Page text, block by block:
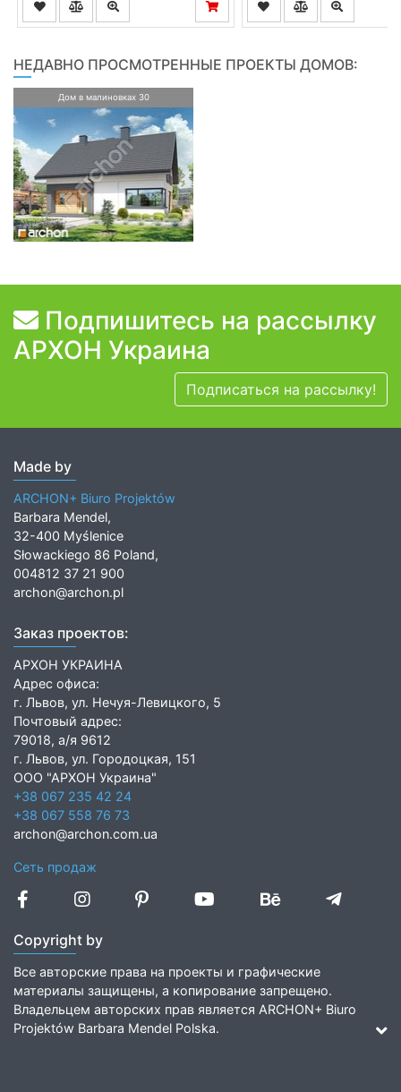
НЕДАВНО ПРОСМОТРЕННЫЕ ПРОЕКТЫ ДОМОВ:
Дом в малиновках 30
Подпишитесь на рассылку
АРХОН Украина
Подписаться на рассылку!
Made by
ARCHON+ Biuro Projektów
Barbara Mendel,
32-400 Myślenice
Słowackiego 86 Poland,
004812 37 21 900
archon@archon.pl
Заказ проектов:
АРХОН УКРАИНА
Адрес офиса:
г. Львов, ул. Нечуя-Левицкого, 5
Почтовый адрес:
79018, а/я 9612
г. Львов, ул. Городоцкая, 151
ООО "АРХОН Украина"
+38 067 235 42 24
+38 067 558 76 73
archon@archon.com.ua
Сеть продаж
Copyright by
Все авторские права на проекты и графические
материалы защищены, а копирование запрещено.
Владельцем авторских прав является ARCHON+ Biuro
Projektów Barbara Mendel Polska.